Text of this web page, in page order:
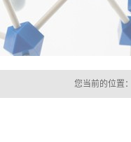
您当前的位置：